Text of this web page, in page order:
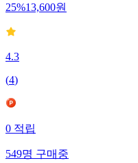
25%13,600원
4.3
(4)
0 적립
549명 구매중